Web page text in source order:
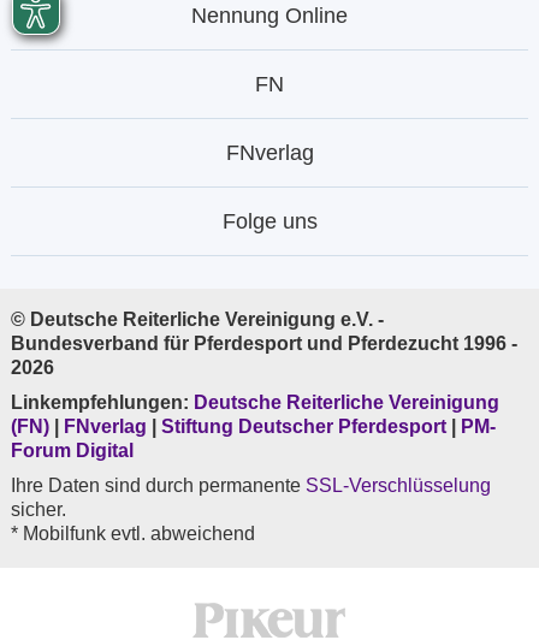
Nennung Online
FN
FNverlag
Folge uns
© Deutsche Reiterliche Vereinigung e.V. -
Bundesverband für Pferdesport und Pferdezucht 1996 -
2026
Linkempfehlungen: Deutsche Reiterliche Vereinigung
(FN)
FNverlag Stiftung Deutscher Pferdesport
PM-
Forum Digital
Ihre Daten sind durch permanente SSL-Verschlüsselung
sicher.
* Mobilfunk evtl. abweichend